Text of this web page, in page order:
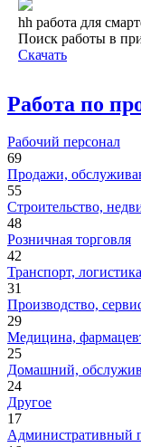
hh работа для
Поиск работы в
Скачать
Работа по
Рабочий персонал
69
Продажи,
55
Строительство,
48
Розничная торговля
42
Транспорт,
31
Производство,
29
Медицина,
25
Домашний,
24
Другое
17
Административный